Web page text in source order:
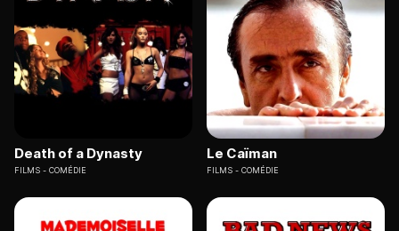
Death of a Dynasty
FILMS COMÉDIE
Le Caïman
FILMS COMÉDIE